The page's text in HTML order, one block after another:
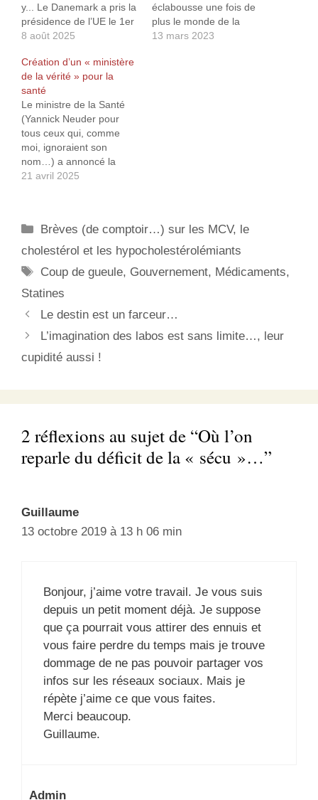
y... Le Danemark a pris la
présidence de l’UE le 1er
juillet 2025 et s’est
sur le tapis un projet qui
lui tient à cœur : « Chat
Control » qui consiste,
sous couvert de lutte
contre la pédocriminalité,
à surveiller tous vos…
8 août 2025
éclabousse une fois de
plus le monde de la
santé1. Les
13 mars 2023
Création d’un « ministère
de la vérité » pour la
santé
Le ministre de la Santé
(Yannick Neuder pour
tous ceux qui, comme
moi, ignoraient son
nom…) a annoncé la
création prochaine « d’un
Et en plus, il récidive, le
bougre2… Il est
gouvernement se soucier
subitement de…
21 avril 2025
Catégories
Brèves (de comptoir…) sur les MCV, le
cholestérol et les hypocholestérolémiants
Étiquettes
Coup de gueule, Gouvernement, Médicaments,
Statines
Le destin est un farceur…
L’imagination des labos est sans limite…, leur
cupidité aussi !
2 réflexions au sujet de “Où l’on
reparle du déficit de la « sécu »…”
Guillaume
13 octobre 2019 à 13 h 06 min
Bonjour, j’aime votre travail. Je vous suis
depuis un petit moment déjà. Je suppose
que ça pourrait vous attirer des ennuis et
vous faire perdre du temps mais je trouve
dommage de ne pas pouvoir partager vos
infos sur les réseaux sociaux. Mais je
répète j’aime ce que vous faites.
Merci beaucoup.
Guillaume.
Admin